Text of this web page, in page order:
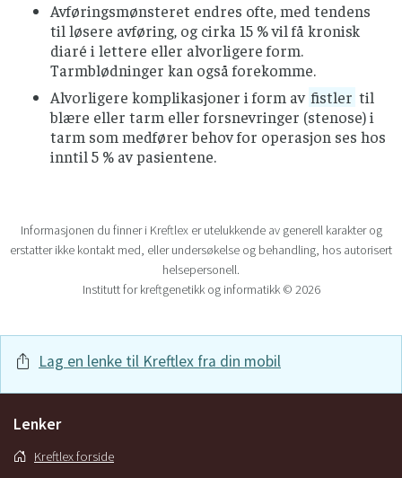
Avføringsmønsteret endres ofte, med tendens
til løsere avføring, og cirka 15 % vil få kronisk
diaré i lettere eller alvorligere form.
Tarmblødninger kan også forekomme.
Alvorligere komplikasjoner i form av fistler til
blære eller tarm eller forsnevringer (stenose) i
tarm som medfører behov for operasjon ses hos
inntil 5 % av pasientene.
Informasjonen du finner i Kreftlex er utelukkende av generell karakter og
erstatter ikke kontakt med, eller undersøkelse og behandling, hos autorisert
helsepersonell.
Institutt for kreftgenetikk og informatikk © 2026
Lag en lenke til Kreftlex fra din mobil
Lenker
Kreftlex forside